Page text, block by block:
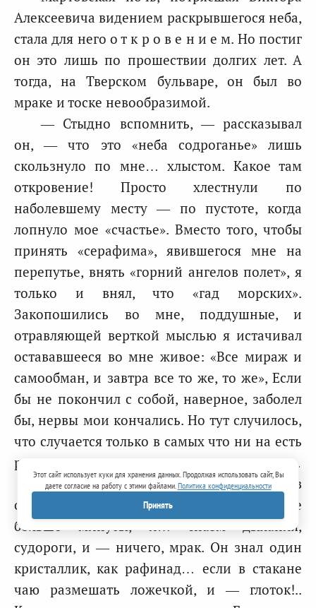
Алексеевича видением раскрывшегося неба,
стала для него о т к р о в е н и е м. Но постиг
он это лишь по прошествии долгих лет. А
тогда, на Тверском бульваре, он был во
мраке и тоске невообразимой.
— Стыдно вспомнить, — рассказывал
он, — что это «неба содроганье» лишь
скользнуло по мне… хлыстом. Какое там
откровение! Просто хлестнули по
наболевшему месту — по пустоте, когда
лопнуло мое «счастье». Вместо того, чтобы
принять «серафима», явившегося мне на
перепутье, внять «горний ангелов полет», я
только и внял, что «гад морских».
Закопошились во мне, поддушные, и
отравляющей верткой мыслью я истачивал
остававшееся во мне живое: «Все мираж и
самообман, и завтра все то же, то же», Если
бы не покончил с собой, наверное, заболел
бы, нервы мои кончались. Но тут случилось,
что случается только в самых что ни на есть
романтических романах и — в жизни также.
Он стал представлять себе, не без
острого наслаждения, как э т о будет: не
больше минуты, и… спазм дыхания,
судороги, и — ничего, мрак. Он знал один
кристаллик, как рафинад… если в стакане
чаю размешать ложечкой, и — глоток!..
Этот сайт использует куки для хранения данных. Продолжая использовать сайт, Вы
даете согласие на работу с этими файлами.Политика конфиденциальности
Принять